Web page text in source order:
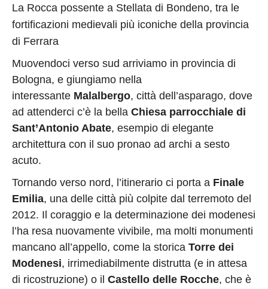
La Rocca possente a Stellata di Bondeno, tra le
fortificazioni medievali più iconiche della provincia
di Ferrara
Muovendoci verso sud arriviamo in provincia di
Bologna, e giungiamo nella
interessante Malalbergo, città dell’asparago, dove
ad attenderci c’è la bella Chiesa parrocchiale di
Sant’Antonio Abate, esempio di elegante
architettura con il suo pronao ad archi a sesto
acuto.
Tornando verso nord, l’itinerario ci porta a Finale
Emilia, una delle città più colpite dal terremoto del
2012. Il coraggio e la determinazione dei modenesi
l’ha resa nuovamente vivibile, ma molti monumenti
mancano all’appello, come la storica Torre dei
Modenesi, irrimediabilmente distrutta (e in attesa
di ricostruzione) o il Castello delle Rocche, che è